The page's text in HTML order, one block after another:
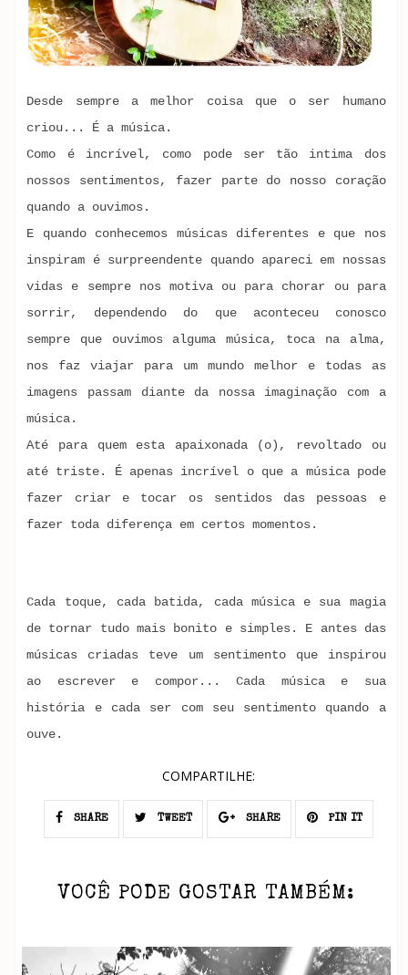
Desde sempre a melhor coisa que o ser humano
criou... É a música.
Como é incrível, como pode ser tão intima dos
nossos sentimentos, fazer parte do nosso coração
quando a ouvimos.
E quando conhecemos músicas diferentes e que nos
inspiram é surpreendente quando apareci em nossas
vidas e sempre nos motiva ou para chorar ou para
sorrir, dependendo do que aconteceu conosco
sempre que ouvimos alguma música, toca na alma,
nos faz viajar para um mundo melhor e todas as
imagens passam diante da nossa imaginação com a
música.
Até para quem esta apaixonada (o), revoltado ou
até triste. É apenas incrível o que a música pode
fazer criar e tocar os sentidos das pessoas e
fazer toda diferença em certos momentos.
Cada toque, cada batida, cada música e sua magia
de tornar tudo mais bonito e simples. E antes das
músicas criadas teve um sentimento que inspirou
ao escrever e compor... Cada música e sua
história e cada ser com seu sentimento quando a
ouve.
COMPARTILHE:
SHARE TWEET SHARE PIN IT
VOCÊ PODE GOSTAR TAMBÉM: